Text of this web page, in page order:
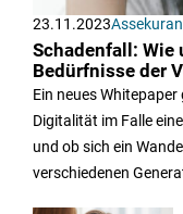
23.11.2023
Schadenfall: Wie
Bedürfnisse der
Ein neues
Digitalität im Falle
und ob sich ein
verschiedenen